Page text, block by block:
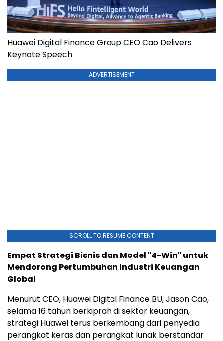
Huawei Digital Finance Group CEO Cao Delivers
Keynote Speech
ADVERTISEMENT
SCROLL TO RESUME CONTENT
Empat Strategi Bisnis dan Model "4-Win" untuk
Mendorong Pertumbuhan Industri Keuangan
Global
Menurut CEO, Huawei Digital Finance BU, Jason Cao,
selama 16 tahun berkiprah di sektor keuangan,
strategi Huawei terus berkembang dari penyedia
perangkat keras dan perangkat lunak berstandar